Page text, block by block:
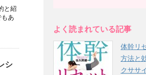
と紹
あ
シ
よく読まれている記事
体幹リ
方法と
クササ